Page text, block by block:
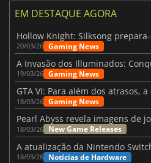
EM DESTAQUE AGORA
20/03/26 Gaming News
19/03/26 Gaming News
18/03/26 Gaming News
18/03/26 New Game Releases
18/03/26 Notícias de Hardware